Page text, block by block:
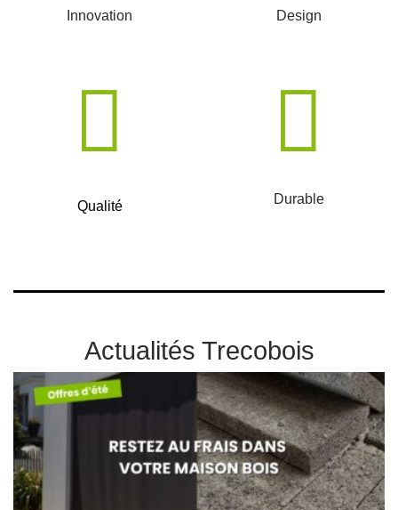
Innovation Design
Qualité Durable
Actualités Trecobois